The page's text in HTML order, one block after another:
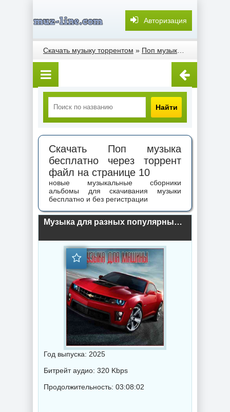
Авторизация
Скачать музыку торрентом » Поп музыка
Найти
Скачать Поп музыка
бесплатно через торрент
файл на странице 10
новые музыкальные сборники
альбомы для скачивания музыки
бесплатно и без регистрации
Музыка для разных популярных mp3 сайтов Vol.162 (2025) торрент
Год выпуска: 2025
Битрейт аудио: 320 Kbps
Продолжительность: 03:08:02